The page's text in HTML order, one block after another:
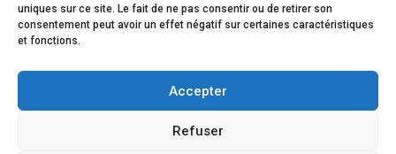
uniques sur ce site. Le fait de ne pas consentir ou de retirer son
consentement peut avoir un effet négatif sur certaines caractéristiques
et fonctions.
Accepter
Refuser
Liens utiles
Contact
Mentions légales